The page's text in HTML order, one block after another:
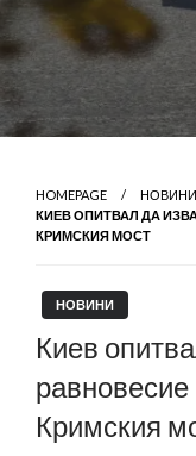
HOMEPAGE
НОВИНИ
КИЕВ ОПИТВАЛ ДА
КРИМСКИЯ МОСТ
НОВИНИ
Киев
равновесие
Кримския